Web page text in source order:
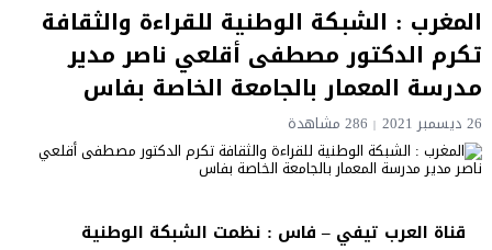
المغرب : الشبكة الوطنية للقراءة والثقافة
تكرم الدكتور مصطفى أقلعي ناصر مدير
مدرسة المعمار بالجامعة الخاصة بفاس
26 ديسمبر 2021 286مشاهدة
قناة العرب تيفي – فاس : نظمت الشبكة الوطنية